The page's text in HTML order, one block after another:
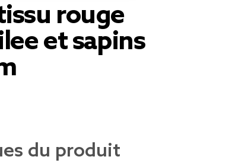
rouge
et sapins
du produit